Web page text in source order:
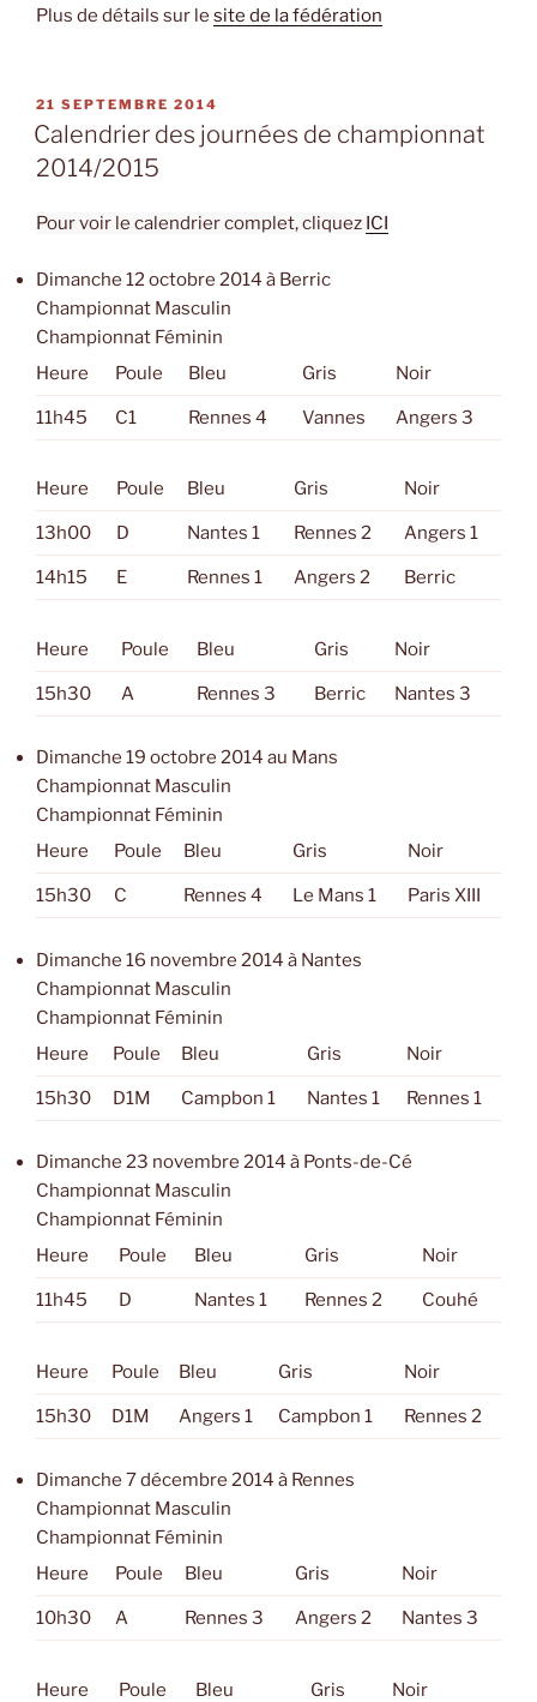
Plus de détails sur le site de la fédération
PUBLIÉ
LE
21 SEPTEMBRE 2014
Calendrier des journées de championnat
2014/2015
Pour voir le calendrier complet, cliquez ICI
Dimanche 12 octobre 2014 à Berric
Championnat Masculin
Championnat Féminin
Heure
Poule Bleu Gris Noir
11h45 C1 Rennes 4 Vannes Angers 3
Heure Poule Bleu Gris Noir
13h00 D Nantes 1 Rennes 2 Angers 1
14h15 E Rennes 1 Angers 2 Berric
Heure Poule Bleu Gris Noir
15h30 A Rennes 3 Berric Nantes 3
Dimanche 19 octobre 2014 au Mans
Championnat Masculin
Championnat Féminin
Heure
Poule Bleu Gris Noir
15h30 C Rennes 4 Le Mans 1 Paris XIII
Dimanche 16 novembre 2014 à Nantes
Championnat Masculin
Championnat Féminin
Heure
Poule Bleu Gris Noir
15h30 D1M Campbon 1 Nantes 1 Rennes 1
Dimanche 23 novembre 2014 à Ponts-de-Cé
Championnat Masculin
Championnat Féminin
Heure
Poule Bleu Gris Noir
11h45 D Nantes 1 Rennes 2 Couhé
Heure Poule Bleu Gris Noir
15h30 D1M Angers 1 Campbon 1 Rennes 2
Dimanche 7 décembre 2014 à Rennes
Championnat Masculin
Championnat Féminin
Heure
Poule Bleu Gris Noir
10h30 A Rennes 3 Angers 2 Nantes 3
Heure Poule Bleu Gris Noir